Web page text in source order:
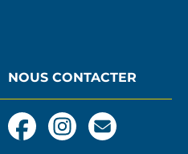
NOUS CONTACTER
FacebookInstagram
Nous
contacter